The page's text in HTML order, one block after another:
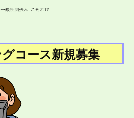
コース新規募集